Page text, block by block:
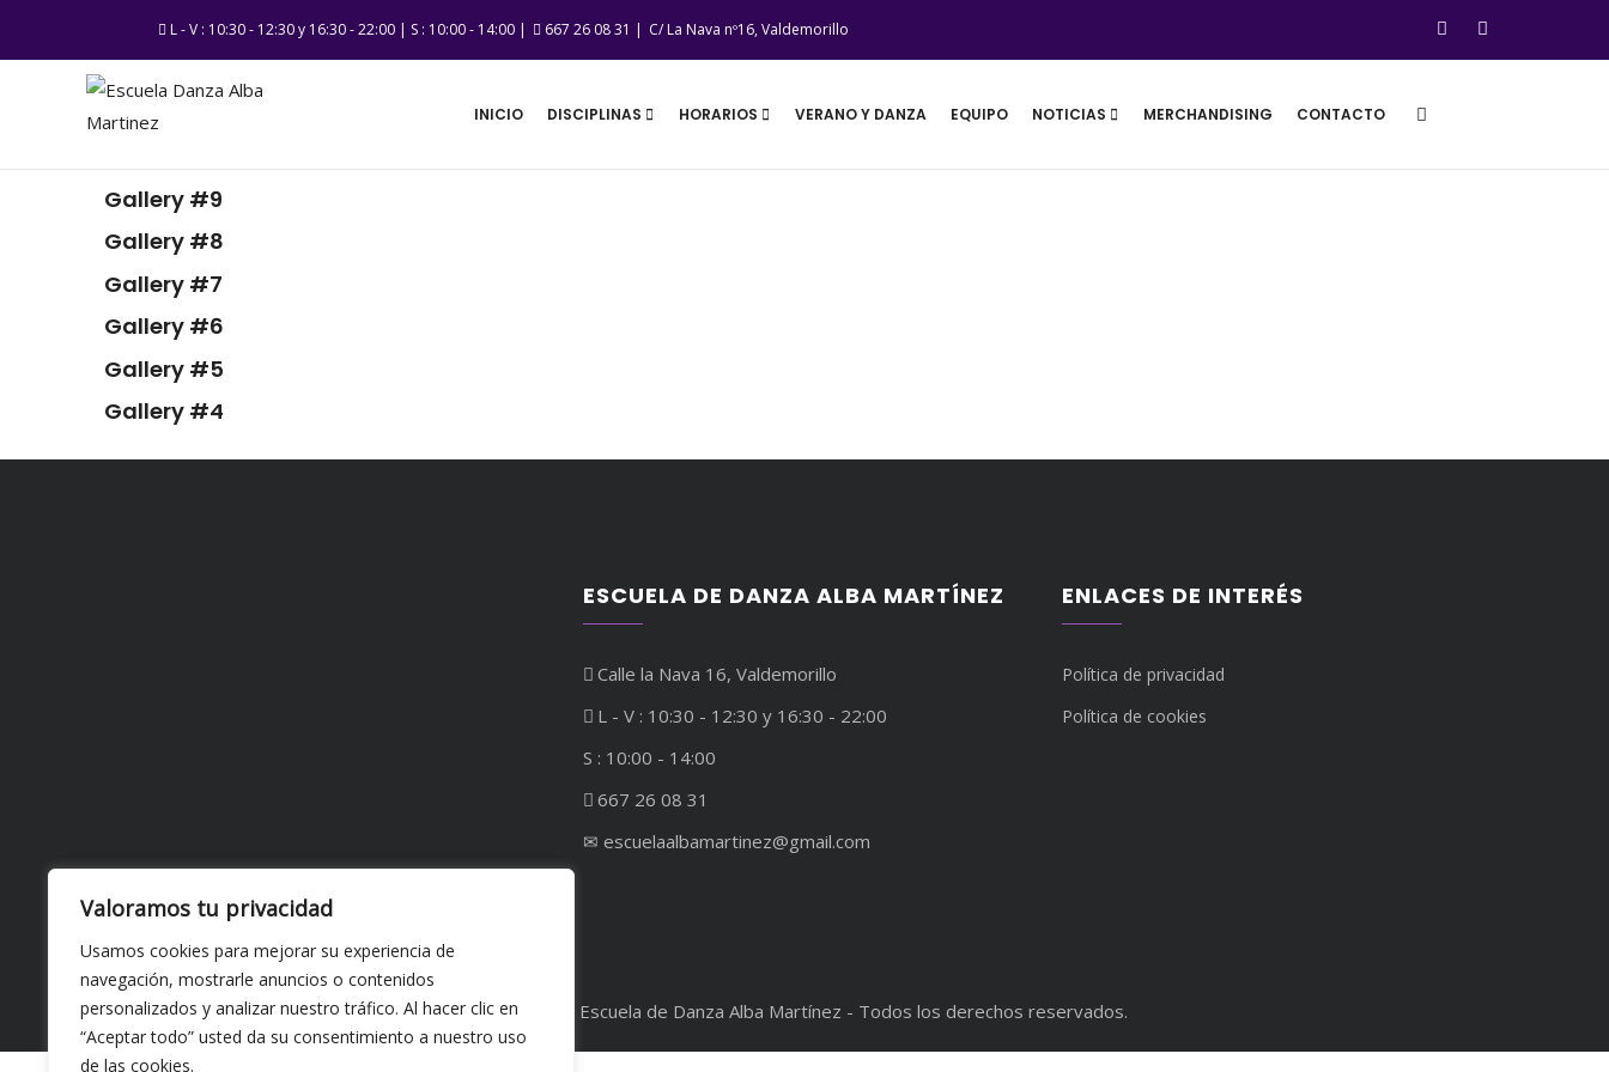
Valoramos tu privacidad
Usamos cookies para mejorar su experiencia de
navegación, mostrarle anuncios o contenidos
personalizados y analizar nuestro tráfico. Al hacer clic en
“Aceptar todo” usted da su consentimiento a nuestro uso
de las cookies.
L - V : 10:30 - 12:30 y 16:30 - 22:00 | S : 10:00 - 14:00 | 667 26 08 31 | C/ La Nava nº16, Valdemorillo
INICIO DISCIPLINAS HORARIOS VERANO Y DANZA EQUIPO NOTICIAS MERCHANDISING CONTACTO
Gallery #9
Gallery #8
Gallery #7
Gallery #6
Gallery #5
Gallery #4
ESCUELA DE DANZA ALBA MARTÍNEZ
Calle la Nava 16, Valdemorillo
L - V : 10:30 - 12:30 y 16:30 - 22:00
S : 10:00 - 14:00
667 26 08 31
✉︎ escuelaalbamartinez@gmail.com
ENLACES DE INTERÉS
Política de privacidad
Política de cookies
Copyright - Escuela de Danza Alba Martínez - Todos los derechos reservados.